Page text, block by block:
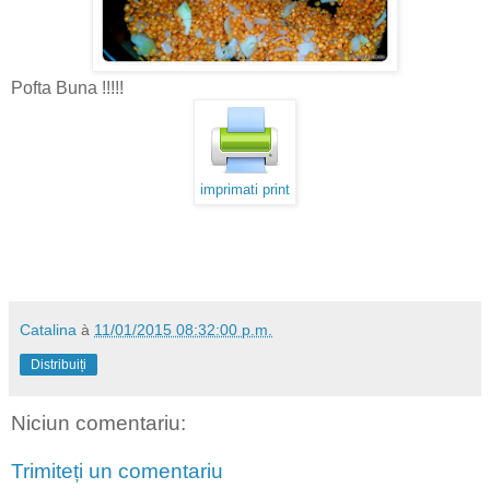
Pofta Buna !!!!!
imprimati print
Catalina à 11/01/2015 08:32:00 p.m.
Distribuiți
Niciun comentariu:
Trimiteți un comentariu